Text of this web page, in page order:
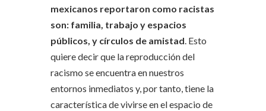
mexicanos reportaron como racistas
son: familia, trabajo y espacios
públicos, y círculos de amistad. Esto
quiere decir que la reproducción del
racismo se encuentra en nuestros
entornos inmediatos y, por tanto, tiene la
característica de vivirse en el espacio de